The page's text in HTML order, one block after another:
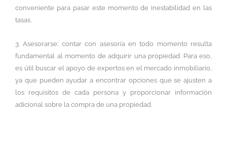
conveniente para pasar este momento de inestabilidad en las
tasas.
3. Asesorarse: contar con asesoría en todo momento resulta
fundamental al momento de adquirir una propiedad. Para eso,
es útil buscar el apoyo de expertos en el mercado inmobiliario,
ya que pueden ayudar a encontrar opciones que se ajusten a
los requisitos de cada persona y proporcionar información
adicional sobre la compra de una propiedad.